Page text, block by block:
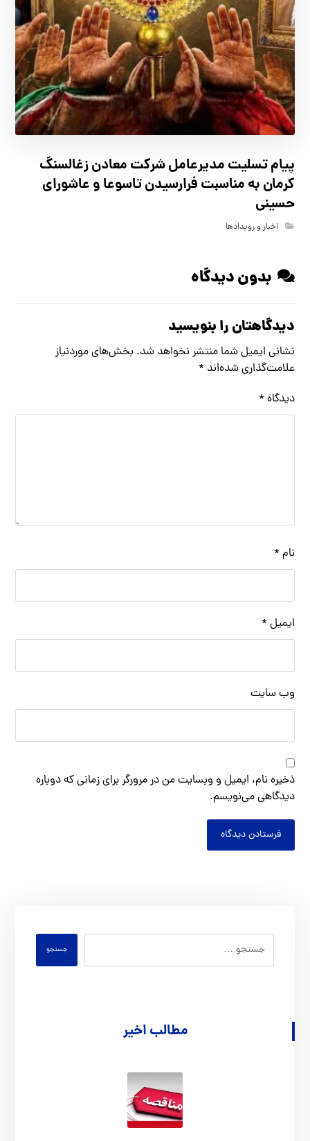
پیام تسلیت مدیرعامل شرکت معادن زغالسنگ
کرمان به مناسبت فرارسیدن تاسوعا و عاشورای
حسینی
اخبار و رویدادها
بدون دیدگاه
دیدگاهتان را بنویسید
نشانی ایمیل شما منتشر نخواهد شد. بخش‌های موردنیاز
علامت‌گذاری شده‌اند *
دیدگاه *
نام *
ایمیل *
وب‌ سایت
ذخیره نام، ایمیل و وبسایت من در مرورگر برای زمانی که دوباره
دیدگاهی می‌نویسم.
فرستادن دیدگاه
جستجو
مطالب اخیر